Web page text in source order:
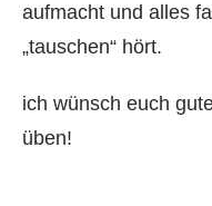
aufmacht und alles
„tauschen“ hört.
ich wünsch euch
üben!